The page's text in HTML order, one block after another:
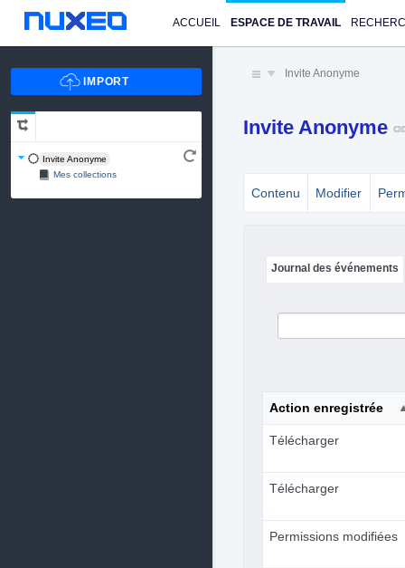
ACCUEIL ESPACE DE TRAVAIL
Invite Anonyme
Mes collections
Invite Anonyme
Invite Anonyme
Contenu Modifier
Journal des événements
Action enregistrée
Télécharger
Télécharger
Permissions modifiées